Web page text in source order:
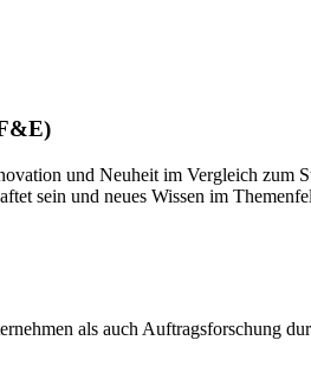
und Neuheit im Vergleich zum
sein und neues Wissen im
als auch Auftragsforschung